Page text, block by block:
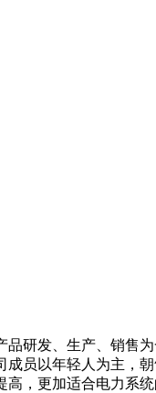
研发、生产、销售
员以年轻人为主，
，更加适合电力系